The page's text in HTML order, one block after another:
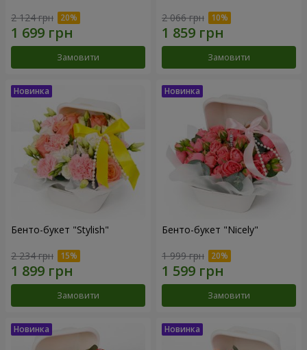
2 124 грн
Замовити
2 066 грн
Замовити
Бенто-букет "Stylish"
2 234 грн
Замовити
Бенто-букет "Nicely"
1 999 грн
Замовити